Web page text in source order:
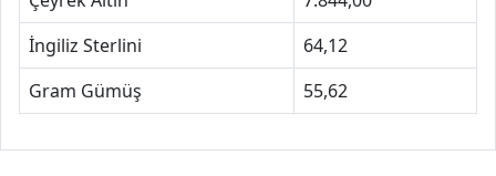
İngiliz Sterlini
64,12
Gram Gümüş
55,62